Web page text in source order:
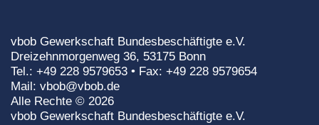
vbob Gewerkschaft Bundesbeschäftigte e.V.
Dreizehnmorgenweg 36, 53175 Bonn
Tel.: +49 228 9579653 • Fax: +49 228 9579654
Mail: vbob@vbob.de
Alle Rechte © 2026
vbob Gewerkschaft Bundesbeschäftigte e.V.